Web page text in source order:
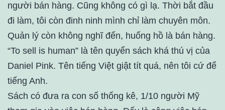
người bán hàng. Cũng không có gì lạ. Thời bắt đầu
đi làm, tôi còn đinh ninh mình chỉ làm chuyên môn.
Quản lý còn không nghĩ đến, huống hồ là bán hàng.
“To sell is human” là tên quyển sách khá thú vị của
Daniel Pink. Tên tiếng Việt giật tít quá, nên tôi cứ để
tiếng Anh.
Sách có đưa ra con số thống kê, 1/10 người Mỹ